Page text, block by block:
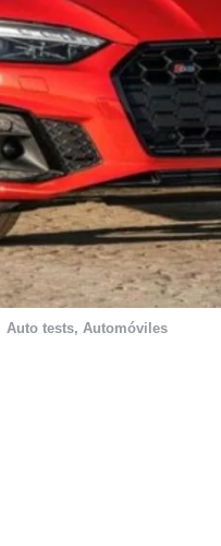
Auto tests, Automóviles